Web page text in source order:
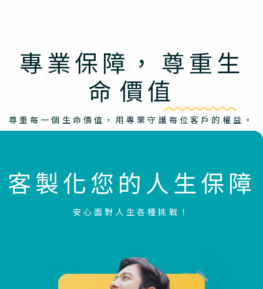
專業保障， 尊重生
命 價值
尊重每一個生命價值，用專業守護每位客戶的權益。
客製化您的人生保障
安心面對人生各種挑戰！